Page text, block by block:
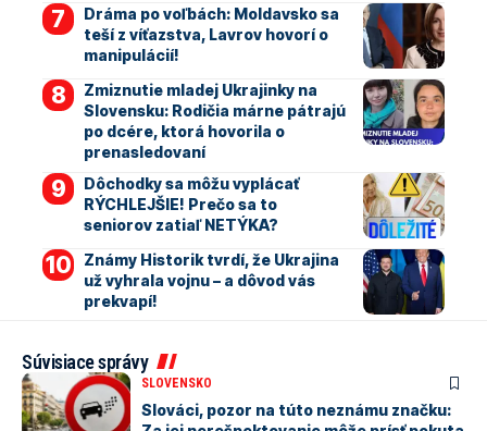
Dráma po voľbách: Moldavsko sa
teší z víťazstva, Lavrov hovorí o
manipulácií!
Zmiznutie mladej Ukrajinky na
Slovensku: Rodičia márne pátrajú
po dcére, ktorá hovorila o
prenasledovaní
Dôchodky sa môžu vyplácať
RÝCHLEJŠIE! Prečo sa to
seniorov zatiaľ NETÝKA?
Známy Historik tvrdí, že Ukrajina
už vyhrala vojnu – a dôvod vás
prekvapí!
Súvisiace správy
SLOVENSKO
Slováci, pozor na túto neznámu značku: